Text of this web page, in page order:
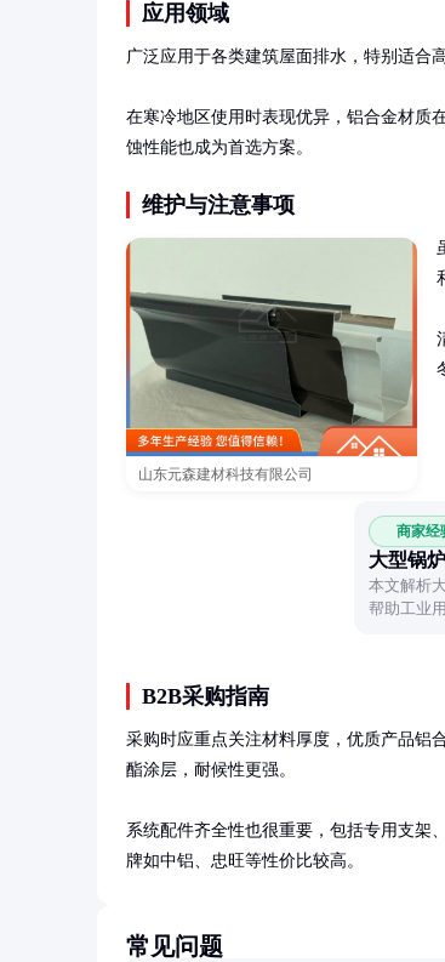
应用领域
广泛应用于各类建筑屋面排水，特别适合
在寒冷地区使用时表现优异，铝合金材质
蚀性能也成为首选方案。
维护与注意事项
山东元森建材科技有限公司
商家经
大型锅
本文解析
帮助工业
B2B采购指南
采购时应重点关注材料厚度，优质产品铝
酯涂层，耐候性更强。
系统配件齐全性也很重要，包括专用支架
牌如中铝、忠旺等性价比较高。
常见问题